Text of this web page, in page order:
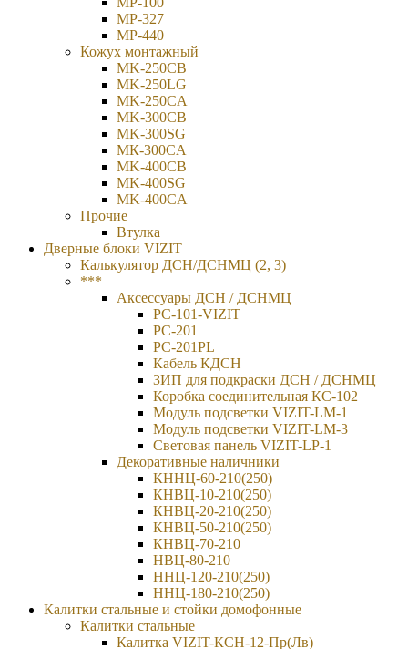
MP-327
MP-440
Кожух монтажный
MK-250CB
MK-250LG
MK-250CA
MK-300CB
MK-300SG
МК-300СA
MK-400CB
MK-400SG
MK-400CA
Прочие
Втулка
Дверные блоки VIZIT
Калькулятор ДСН/ДСНМЦ (2, 3)
***
Аксессуары ДСН / ДСНМЦ
PC-101-VIZIT
PC-201
PC-201PL
Кабель КДСН
ЗИП для подкраски ДСН / ДСНМЦ
Коробка соединительная КС-102
Модуль подсветки VIZIT-LM-1
Модуль подсветки VIZIT-LM-3
Световая панель VIZIT-LP-1
Декоративные наличники
КННЦ-60-210(250)
КНВЦ-10-210(250)
КНВЦ-20-210(250)
КНВЦ-50-210(250)
КНВЦ-70-210
НВЦ-80-210
ННЦ-120-210(250)
ННЦ-180-210(250)
Калитки стальные и стойки домофонные
Калитки стальные
Калитка VIZIT-КСН-12-Пр(Лв)